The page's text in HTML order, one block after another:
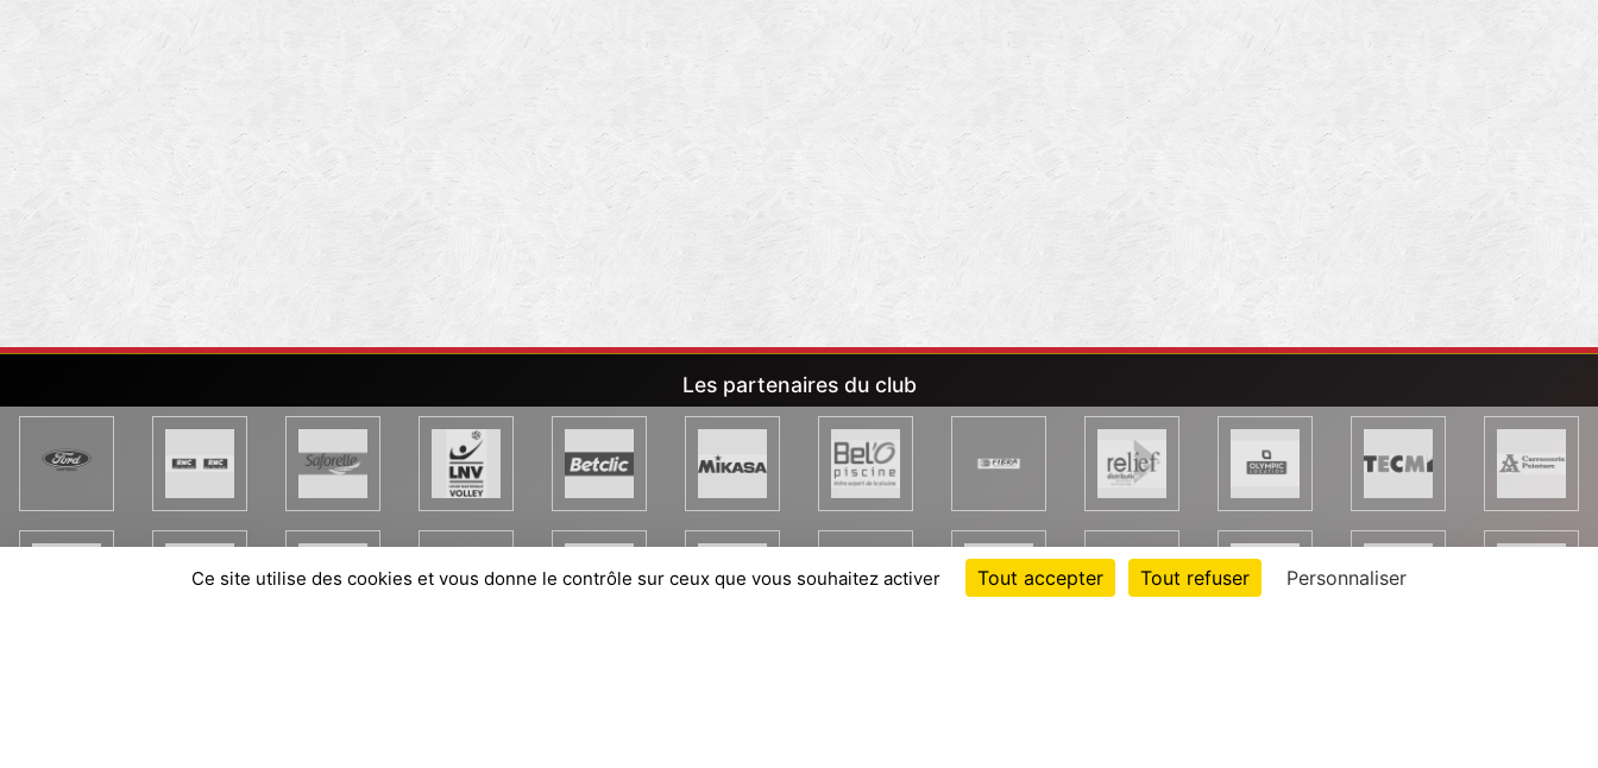
Les partenaires du club
Ce site utilise des cookies et vous donne le contrôle sur ceux que vous souhaitez activer Tout accepter Tout refuser Personnaliser